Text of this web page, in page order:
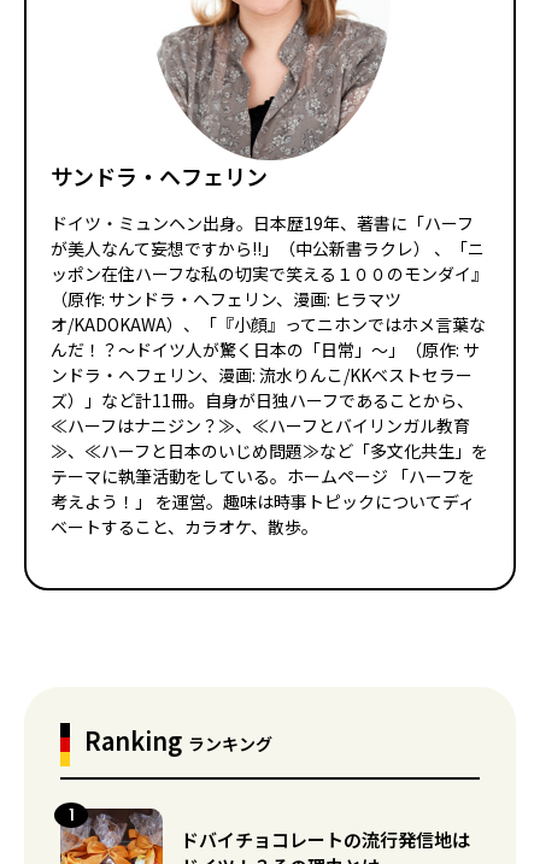
サンドラ・ヘフェリン
ドイツ・ミュンヘン出身。日本歴19年、著書に「ハーフ
が美人なんて妄想ですから!!」（中公新書ラクレ） 、「ニ
ッポン在住ハーフな私の切実で笑える１００のモンダイ』
（原作: サンドラ・ヘフェリン、漫画: ヒラマツ
オ/KADOKAWA）、「『小顔』ってニホンではホメ言葉な
んだ！？～ドイツ人が驚く日本の「日常」～」（原作: サ
ンドラ・ヘフェリン、漫画: 流水りんこ/KKベストセラー
ズ）」など計11冊。自身が日独ハーフであることから、
≪ハーフはナニジン？≫、≪ハーフとバイリンガル教育
≫、≪ハーフと日本のいじめ問題≫など「多文化共生」を
テーマに執筆活動をしている。ホームページ 「ハーフを
考えよう！」 を運営。趣味は時事トピックについてディ
ベートすること、カラオケ、散歩。
Ranking ランキング
ドバイチョコレートの流行発信地は